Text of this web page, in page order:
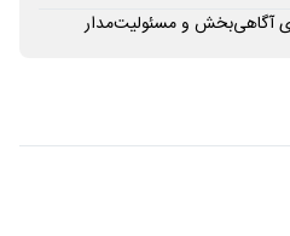
آگاهی‌بخش و مسئولیت‌مدار